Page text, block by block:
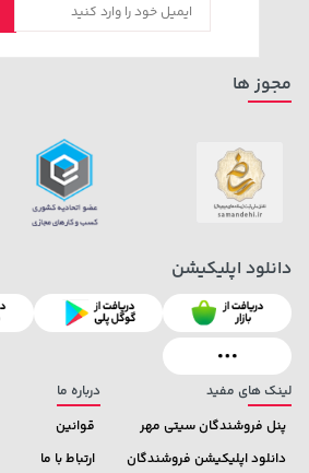
خرید
185,000 تومان
219,900
خرید
لینک های مفید
پنل فروشندگان سیتی مهر
دانلود اپلیکیشن فروشندگان
درباره ما
قوانین
ارتباط با ما
مجوز ها
دانلود اپلیکیشن